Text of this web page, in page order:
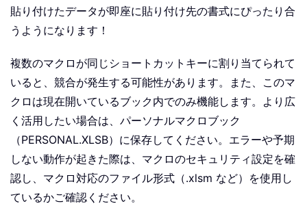
貼り付けたデータが即座に貼り付け先の書式にぴったり合
うようになります！
複数のマクロが同じショートカットキーに割り当てられて
いると、競合が発生する可能性があります。また、このマ
クロは現在開いているブック内でのみ機能します。より広
く活用したい場合は、パーソナルマクロブック
（PERSONAL.XLSB）に保存してください。エラーや予期
しない動作が起きた際は、マクロのセキュリティ設定を確
認し、マクロ対応のファイル形式（.xlsm など）を使用し
ているかご確認ください。